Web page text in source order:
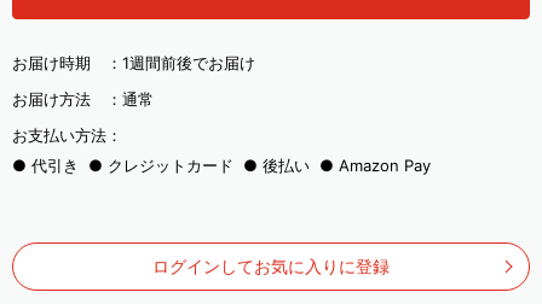
お届け時期 ： 1週間前後でお届け
お届け方法 ： 通常
お支払い方法：
代引き
クレジットカード 後払い Amazon Pay
ログインしてお気に入りに登録